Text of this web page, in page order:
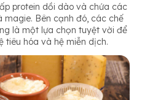
protein dồi dào và chứa các
magie. Bên cạnh đó, các chế
là một lựa chọn tuyệt vời để
tiêu hóa và hệ miễn dịch.